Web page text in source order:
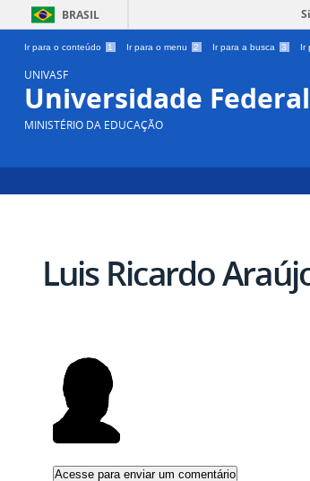
BRASIL
Ir para o conteúdo 1 Ir para o menu 2 Ir para a busca 3 Ir
UNIVASF
Universidade
MINISTÉRIO DA EDUCAÇÃO
Luis Ricardo